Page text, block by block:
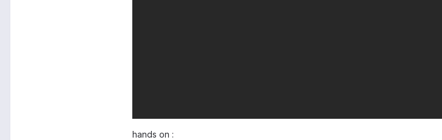
hands on :